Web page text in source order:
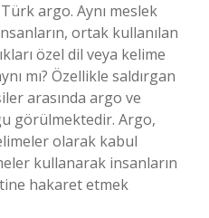
argo. Aynı meslek
ortak kullanılan
özel dil veya kelime
mı? Özellikle saldırgan
arasında argo ve
görülmektedir. Argo,
olarak kabul
kullanarak insanların
hakaret etmek